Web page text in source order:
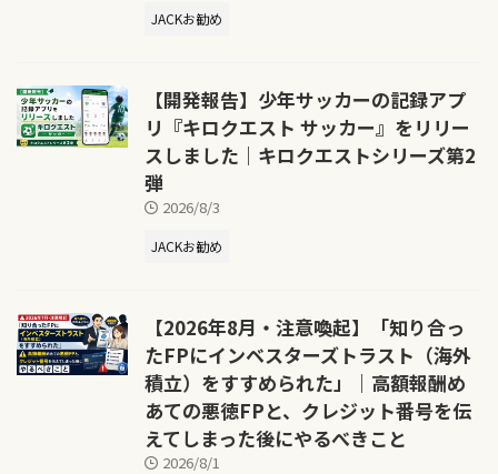
JACKお勧め
【開発報告】少年サッカーの記録アプ
リ『キロクエスト サッカー』をリリー
スしました｜キロクエストシリーズ第2
弾
2026/8/3
JACKお勧め
【2026年8月・注意喚起】「知り合っ
たFPにインベスターズトラスト（海外
積立）をすすめられた」｜高額報酬め
あての悪徳FPと、クレジット番号を伝
えてしまった後にやるべきこと
2026/8/1